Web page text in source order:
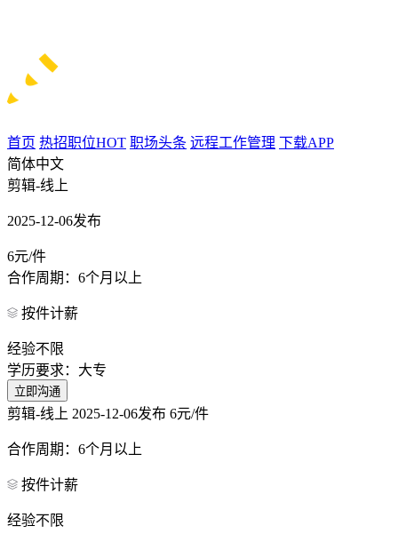
首页 热招职位HOT 职场头条 远程工作管理 下载APP
简体中文
剪辑-线上
2025-12-06发布
6元/件
合作周期：6个月以上
按件计薪
经验不限
学历要求：大专
立即沟通
剪辑-线上 2025-12-06发布 6元/件
合作周期：6个月以上
按件计薪
经验不限